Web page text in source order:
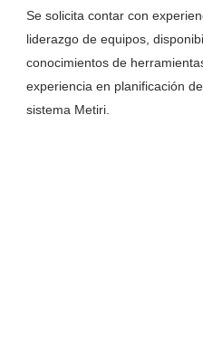
Se solicita contar con
liderazgo de equipos,
conocimientos de
experiencia en planificación
sistema Metiri.